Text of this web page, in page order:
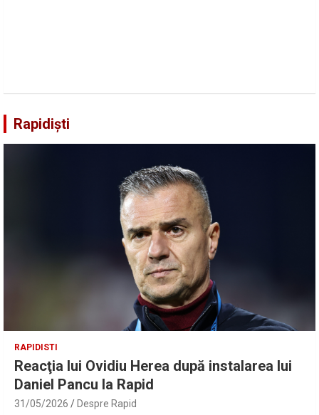
Rapidiști
RAPIDISTI
Reacţia lui Ovidiu Herea după instalarea lui
Daniel Pancu la Rapid
31/05/2026 Despre Rapid